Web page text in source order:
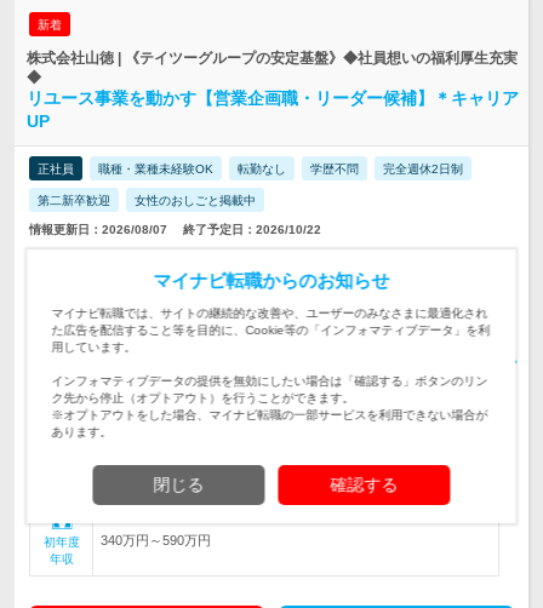
新着
株式会社山徳 | 《テイツーグループの安定基盤》◆社員想いの福利厚生充実
◆
リユース事業を動かす【営業企画職・リーダー候補】＊キャリア
UP
正社員 職種・業種未経験OK 転勤なし 学歴不問 完全週休2日制
第二新卒歓迎 女性のおしごと掲載中
情報更新日：2026/08/07 終了予定日：2026/10/22
＼裁量の大きさが魅力／◆売上分析、戦略立案、組織運営まで担
う仕事。数字を武器に事業成長をリードできます。《リーダー候
補・メンバー募集》
なる方
＼販売・営業・リーダー経験を活かして、次は事業づくりへ！／
の部署でも活躍できます
勤務地
◆県外への転勤なし・マイカー通勤OK ◆昨年、新社屋完成！ 【
【リーダー候補】月給25万円〜33万円+諸手当+賞与年2回＋決算
賞与あり(業績による) 【メンバー…
初年度
年収
340万円～590万円
マイナビ転職からのお知らせ
マイナビ転職では、サイトの継続的な改善や、ユーザーのみなさまに最適化され
た広告を配信すること等を目的に、Cookie等の「インフォマティブデータ」を利
用しています。
インフォマティブデータの提供を無効にしたい場合は「確認する」ボタンのリン
ク先から停止（オプトアウト）を行うことができます。
※オプトアウトをした場合、マイナビ転職の一部サービスを利用できない場合が
あります。
閉じる 確認する